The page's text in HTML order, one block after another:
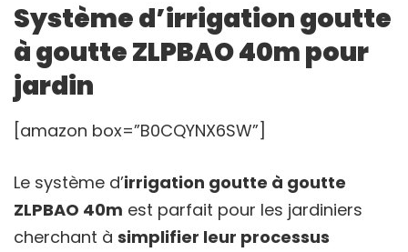
Système d’irrigation goutte
à goutte ZLPBAO 40m pour
jardin
[amazon box=”B0CQYNX6SW”]
Le système d’irrigation goutte à goutte
ZLPBAO 40m est parfait pour les jardiniers
cherchant à simplifier leur processus